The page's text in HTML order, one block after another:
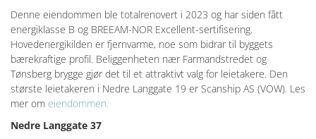
Denne eiendommen ble totalrenovert i 2023 og har siden fått
energiklasse B og BREEAM-NOR Excellent-sertifisering.
Hovedenergikilden er fjernvarme, noe som bidrar til byggets
bærekraftige profil. Beliggenheten nær Farmandstredet og
Tønsberg brygge gjør det til et attraktivt valg for leietakere. Den
største leietakeren i Nedre Langgate 19 er Scanship AS (VOW). Les
mer om eiendommen.
Nedre Langgate 37